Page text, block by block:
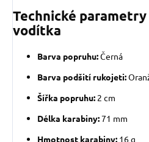
Technické
vodítka
Barva popruhu:Černá
Barva podšití rukojeti:
Šířka popruhu: 2 cm
Délka karabiny:71 mm
Hmotnost karabiny: 16 g